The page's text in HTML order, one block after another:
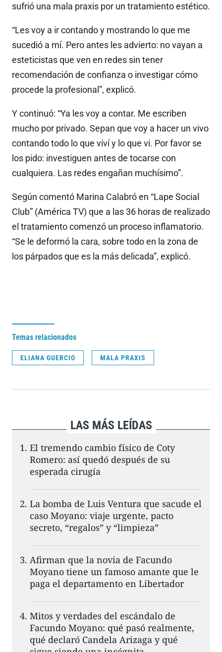
sufrió una mala praxis por un tratamiento estético.
“Les voy a ir contando y mostrando lo que me
sucedió a mí. Pero antes les advierto: no vayan a
esteticistas que ven en redes sin tener
recomendación de confianza o investigar cómo
procede la profesional”, explicó.
Y continuó: “Ya les voy a contar. Me escriben
mucho por privado. Sepan que voy a hacer un vivo
contando todo lo que viví y lo que vi. Por favor se
los pido: investiguen antes de tocarse con
cualquiera. Las redes engañan muchísimo”.
Según comentó Marina Calabró en “Lape Social
Club” (América TV) que a las 36 horas de realizado
el tratamiento comenzó un proceso inflamatorio.
“Se le deformó la cara, sobre todo en la zona de
los párpados que es la más delicada”, explicó.
Temas relacionados
ELIANA GUERCIO MALA PRAXIS
LAS MÁS LEÍDAS
El tremendo cambio físico de Coty
Romero: así quedó después de su
esperada cirugía
La bomba de Luis Ventura que sacude el
caso Moyano: viaje urgente, pacto
secreto, “regalos” y “limpieza”
Afirman que la novia de Facundo
Moyano tiene un famoso amante que le
paga el departamento en Libertador
Mitos y verdades del escándalo de
Facundo Moyano: qué pasó realmente,
qué declaró Candela Arizaga y qué